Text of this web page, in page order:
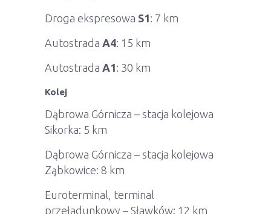
Droga ekspresowa S1: 7 km
Autostrada A4: 15 km
Autostrada A1: 30 km
Kolej
Dąbrowa Górnicza – stacja kolejowa
Sikorka: 5 km
Dąbrowa Górnicza – stacja kolejowa
Ząbkowice: 8 km
Euroterminal, terminal
przeładunkowy – Sławków: 12 km